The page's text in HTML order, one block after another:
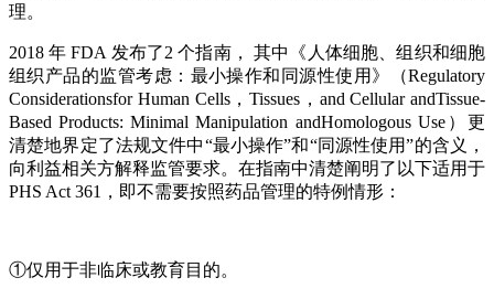
理。
2018 年 FDA 发布了2 个指南， 其中《人体细胞、组织和细胞
组织产品的监管考虑：最小操作和同源性使用》（Regulatory
Considerationsfor Human Cells，Tissues，and Cellular andTissue-
Based Products: Minimal Manipulation andHomologous Use）更
清楚地界定了法规文件中“最小操作”和“同源性使用”的含义，
向利益相关方解释监管要求。在指南中清楚阐明了以下适用于
PHS Act 361，即不需要按照药品管理的特例情形：
①仅用于非临床或教育目的。